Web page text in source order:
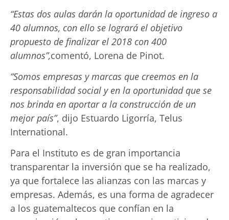
“Estas dos aulas darán la oportunidad de ingreso a
40 alumnos, con ello se logrará el objetivo
propuesto de finalizar el 2018 con 400
alumnos”,comentó, Lorena de Pinot.
“Somos empresas y marcas que creemos en la
responsabilidad social y en la oportunidad que se
nos brinda en aportar a la construcción de un
mejor país”, dijo Estuardo Ligorría, Telus
International.
Para el Instituto es de gran importancia
transparentar la inversión que se ha realizado,
ya que fortalece las alianzas con las marcas y
empresas. Además, es una forma de agradecer
a los guatemaltecos que confían en la